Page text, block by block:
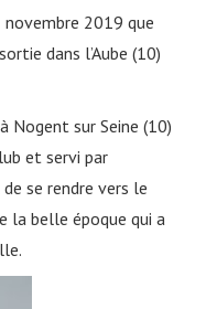
novembre 2019 que
dans l’Aube (10)
Nogent sur Seine (10)
et servi par
se rendre vers le
la belle époque qui a